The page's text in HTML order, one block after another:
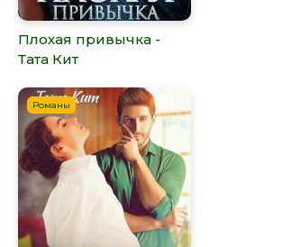
Плохая привычка -
Тата Кит
Романы